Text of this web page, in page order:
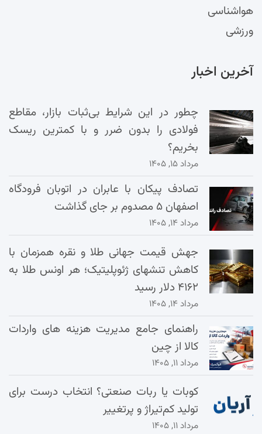
هواشناسی
ورزشی
آخرین اخبار
چطور در این شرایط بی‌ثبات بازار، مقاطع
فولادی را بدون ضرر و با کمترین ریسک
بخریم؟
مرداد ۱۵, ۱۴۰۵
تصادف پیکان با عابران در اتوبان فرودگاه
اصفهان ۵ مصدوم بر جای گذاشت
مرداد ۱۴, ۱۴۰۵
جهش قیمت جهانی طلا و نقره همزمان با
کاهش تنشهای ژئوپلیتیک؛ هر اونس طلا به
۴۱۶۲ دلار رسید
مرداد ۱۴, ۱۴۰۵
راهنمای جامع مدیریت هزینه‌ های واردات
کالا از چین
مرداد ۱۱, ۱۴۰۵
کوبات یا ربات صنعتی؟ انتخاب درست برای
تولید کم‌تیراژ و پرتغییر
مرداد ۱۱, ۱۴۰۵